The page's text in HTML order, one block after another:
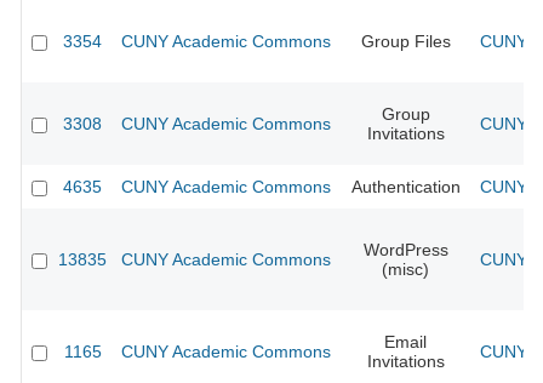
3354 CUNY Academic Commons Group Files CUNY
3308 CUNY Academic Commons
Group
Invitations
CUNY
4635 CUNY Academic Commons Authentication CUNY
13835 CUNY Academic Commons
WordPress
(misc)
CUNY
1165 CUNY Academic Commons
Email
Invitations
CUNY